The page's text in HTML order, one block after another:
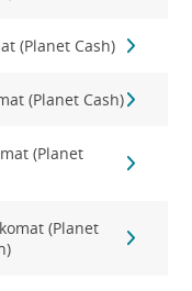
(Planet Cash)
(Planet Cash)
(Planet
(Planet